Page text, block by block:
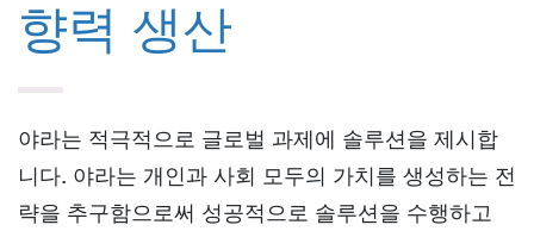
향력 생산
야라는 적극적으로 글로벌 과제에 솔루션을 제시합
니다. 야라는 개인과 사회 모두의 가치를 생성하는 전
략을 추구함으로써 성공적으로 솔루션을 수행하고